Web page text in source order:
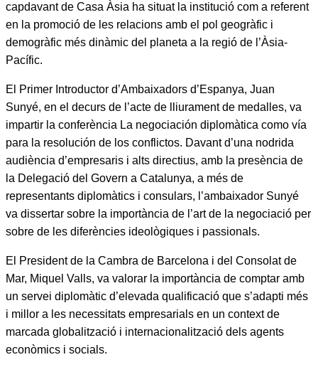
capdavant de Casa Àsia ha situat la institució com a referent
en la promoció de les relacions amb el pol geogràfic i
demogràfic més dinàmic del planeta a la regió de l’Àsia-
Pacífic.
El Primer Introductor d’Ambaixadors d’Espanya, Juan
Sunyé, en el decurs de l’acte de lliurament de medalles, va
impartir la conferència La negociación diplomàtica como vía
para la resolución de los conflictos. Davant d’una nodrida
audiència d’empresaris i alts directius, amb la presència de
la Delegació del Govern a Catalunya, a més de
representants diplomàtics i consulars, l’ambaixador Sunyé
va dissertar sobre la importància de l’art de la negociació per
sobre de les diferències ideològiques i passionals.
El President de la Cambra de Barcelona i del Consolat de
Mar, Miquel Valls, va valorar la importància de comptar amb
un servei diplomàtic d’elevada qualificació que s’adapti més
i millor a les necessitats empresarials en un context de
marcada globalització i internacionalització dels agents
econòmics i socials.